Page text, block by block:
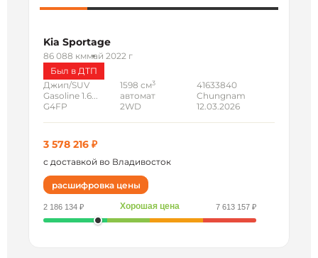
Kia Sportage
86 088 кммай 2022 г
Был в ДТП
Джип/SUV
Gasoline 1.6...
G4FP
1598 см3
автомат
2WD
41633840
Chungnam
12.03.2026
3 578 216 ₽
с доставкой во Владивосток
расшифровка цены
2 186 134 ₽ Хорошая цена 7 613 157 ₽